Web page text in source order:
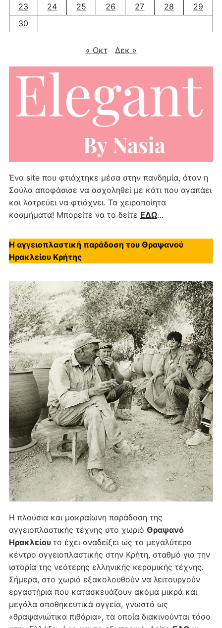
23
24 25 26 27 28
29
30
« Οκτ Δεκ »
Ένα site που φτιάχτηκε μέσα στην πανδημία, όταν η
Σούλα αποφάσισε να ασχοληθεί με κάτι που αγαπάει
και λατρεύει να φτιάχνει. Τα χειροποίητα
κοσμήματα! Μπορείτε να το δείτε ΕΔΩ…
Η αγγειοπλαστική παράδοση του Θραψανού
Ηρακλείου Κρήτης
Η πλούσια και μακραίωνη παράδοση της
αγγειοπλαστικής τέχνης στο χωριό Θραψανό
Ηρακλείου το έχει αναδείξει ως το μεγαλύτερο
κέντρο αγγειοπλαστικής στην Κρήτη, σταθμό για την
ιστορία της νεότερης ελληνικής κεραμικής τέχνης.
Σήμερα, στο χωριό εξακολουθούν να λειτουργούν
εργαστήρια που κατασκευάζουν ακόμα μικρά και
μεγάλα αποθηκευτικά αγγεία, γνωστά ως
«θραψανιώτικα πιθάρια», τα οποία διακινούνται τόσο